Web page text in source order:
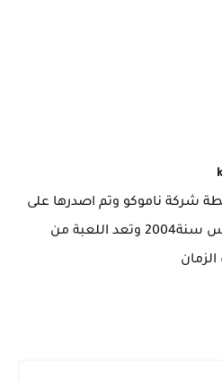
شركة ناموكو وتم اصدرها على
اجهزت pc-ps2-والاكس بوكس سنة2004 وتعد اللعبة من